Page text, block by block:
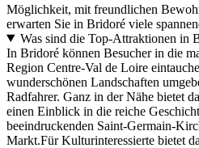
Möglichkeit, mit freundlichen
erwarten Sie in Bridoré viele
Was sind die Top-Attraktionen in
In Bridoré können Besucher in die
Region Centre-Val de Loire
wunderschönen Landschaften
Radfahrer. Ganz in der Nähe bietet
einen Einblick in die reiche
beeindruckenden Saint-Germain-
Markt.Für Kulturinteressierte bietet